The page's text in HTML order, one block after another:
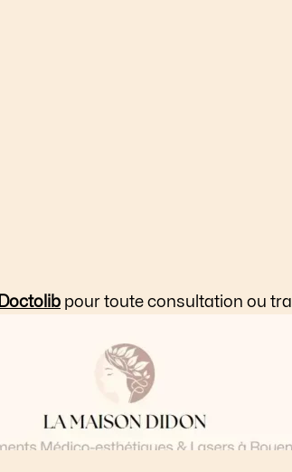
Doctolib pour toute consultation ou